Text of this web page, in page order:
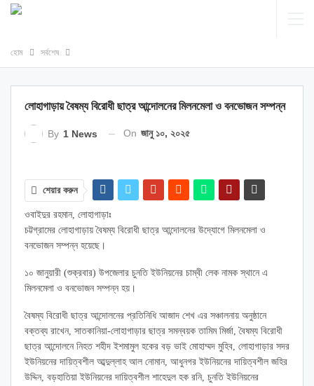
হোম সর্বশেষ
লোহাগাড়ায় বৈষম্য বিরোধী ছাত্র আন্দোলনের মিলনমেলা ও বনভোজন সম্পন্ন
By 1 News On জানু ১০, ২০২৫
শেয়ার করুন
ওবাইদুর রহমান, লোহাগাড়াঃ
চট্টগ্রামের লোহাগাড়ায় বৈষম্য বিরোধী ছাত্র আন্দোলনের উদ্যোগে মিলনমেলা ও
বনভোজন সম্পন্ন হয়েছে।
১০ জানুয়ারী (শুক্রবার) উপজেলার চুনতি ইউনিয়নের চাম্বী লেক নামক স্থানে এ
মিলনমেলা ও বনভোজন সম্পন্ন হয়।
বৈষম্য বিরোধী ছাত্র আন্দোলনের প্রতিনিধি আজাদ শেখ এর সঞ্চালনায় অনুষ্ঠানে
বক্তব্য রাখেন, সাতকানিয়া-লোহাগাড়ার ছাত্র সমন্বয়ক তামিম মির্জা, বৈষম্য বিরোধী
ছাত্র আন্দোলনে নিহত শহীদ ইশমামুল হকের বড় ভাই মোহাম্মদ মুহিব, লোহাগাড়ার সদর
ইউনিয়নের দায়িত্বশীল আব্দুল্লাহ আল নোমান, আধুনগর ইউনিয়নের দায়িত্বশীল জহির
উদ্দিন, বড়হাতিয়া ইউনিয়নের দায়িত্বশীল শাহেদুল হক রনি, চুনতি ইউনিয়নের